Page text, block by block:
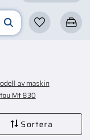
Favoriter
av maskin
Mt 830
Sortera